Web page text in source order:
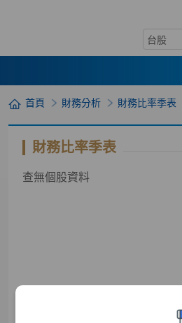
台股
首頁 財務分析 財務比率季表
財務比率季表
查無個股資料